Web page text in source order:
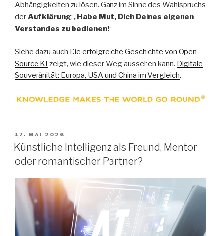
Abhängigkeiten zu lösen. Ganz im Sinne des Wahlspruchs
derAufklärung: „Habe Mut, Dich Deines eigenen
Verstandes zu bedienen!“
Siehe dazu auch Die erfolgreiche Geschichte von Open
Source KI zeigt, wie dieser Weg aussehen kann. Digitale
Souveränität: Europa, USA und China im Vergleich.
VERÖFFENTLICHT
AM
17. MAI 2026
Künstliche Intelligenz als Freund, Mentor
oder romantischer Partner?